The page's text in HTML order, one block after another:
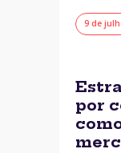
9 de
por